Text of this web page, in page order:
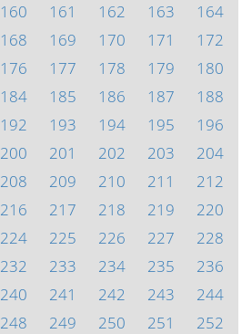
160 161 162 163
164
168 169 170 171
172
176 177 178 179
180
184 185 186 187
188
192 193 194 195
196
200 201 202 203
204
208 209 210 211
212
216 217 218 219
220
224 225 226 227
228
232 233 234 235
236
240 241 242 243
244
248 249 250 251
252